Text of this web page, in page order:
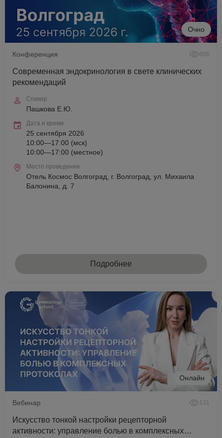
Очно
Конференция 806
Современная эндокринология в свете клинических
рекомендаций
Спикер
Пашкова Е.Ю.
Дата и время
25 сентября 2026
10:00—17:00 (мск)
10:00—17:00 (местное)
Место проведения
Отель Космос Волгоград, г. Волгоград, ул. Михаила
Балонина, д. 7
Подробнее
Онлайн
Вебинар 131
Искусство тонкой настройки рецепторной
активности: управление болью в комплексных